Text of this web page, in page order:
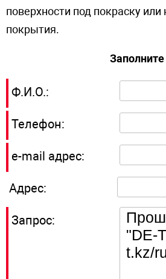
поверхности под покраску
покрытия.
Ф.И.О.:
Телефон:
e-mail адрес:
Адрес:
Запрос: